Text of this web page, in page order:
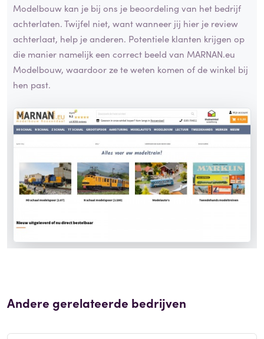
Modelbouw kan je bij ons je beoordeling van het bedrijf
achterlaten. Twijfel niet, want wanneer jij hier je review
achterlaat, help je anderen. Potentiele klanten krijgen op
die manier namelijk een correct beeld van MARNAN.eu
Modelbouw, waardoor ze te weten komen of de winkel bij
hen past.
Andere gerelateerde bedrijven